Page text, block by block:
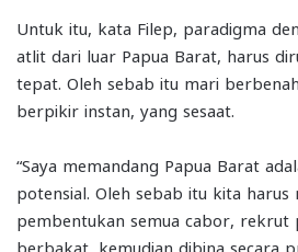
Untuk itu, kata Filep, paradigma
atlit dari luar Papua Barat, harus
tepat. Oleh sebab itu mari
berpikir instan, yang sesaat.
“Saya memandang Papua Barat
potensial. Oleh sebab itu kita harus
pembentukan semua cabor, rekrut
berbakat, kemudian dibina secara